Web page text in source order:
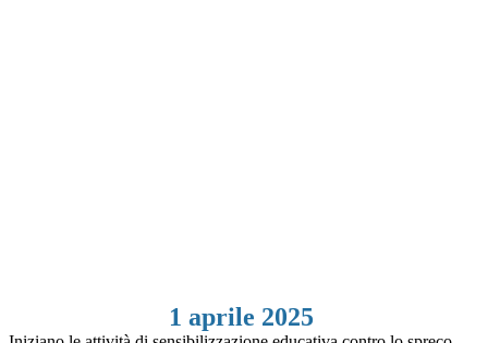
1 aprile 2025